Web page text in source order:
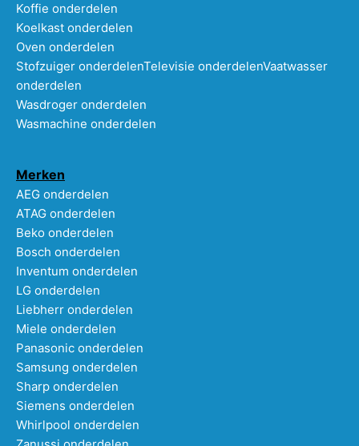
Koffie onderdelen
Koelkast onderdelen
Oven onderdelen
Stofzuiger onderdelenTelevisie onderdelenVaatwasser
onderdelen
Wasdroger onderdelen
Wasmachine onderdelen
Merken
AEG onderdelen
ATAG onderdelen
Beko onderdelen
Bosch onderdelen
Inventum onderdelen
LG onderdelen
Liebherr onderdelen
Miele onderdelen
Panasonic onderdelen
Samsung onderdelen
Sharp onderdelen
Siemens onderdelen
Whirlpool onderdelen